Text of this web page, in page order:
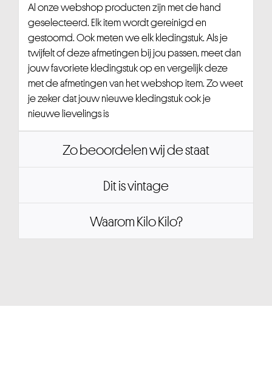
Al onze webshop producten zijn met de hand
geselecteerd. Elk item wordt gereinigd en
gestoomd. Ook meten we elk kledingstuk. Als je
twijfelt of deze afmetingen bij jou passen, meet dan
jouw favoriete kledingstuk op en vergelijk deze
met de afmetingen van het webshop item. Zo weet
je zeker dat jouw nieuwe kledingstuk ook je
nieuwe lievelings is
Zo beoordelen wij de staat
Dit is vintage
Waarom Kilo Kilo?